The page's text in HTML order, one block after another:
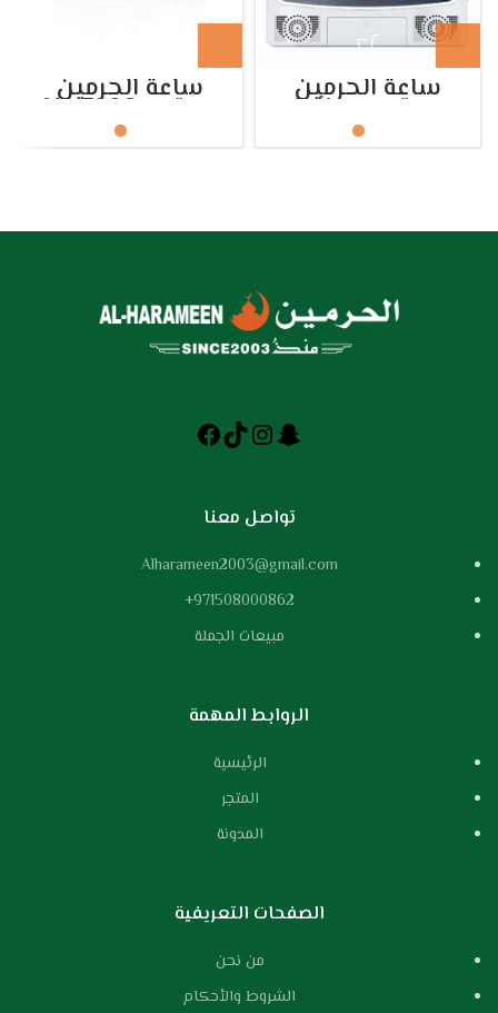
ساعة الحرمين
مكتبي وحائط
HA.4009
ساعة الحرمين
مكتبي HA.7006
تواصل معنا
Alharameen2003@gmail.com
971508000862+
مبيعات الجملة
الروابط المهمة
الرئيسية
المتجر
المدونة
الصفحات التعريفية
من نحن
الشروط والأحكام